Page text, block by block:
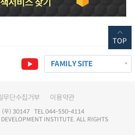
FAMILY SITE
무단수집거부 이용약관
(우) 30147 TEL 044-550-4114
INSTITUTE. ALL RIGHTS
TOP